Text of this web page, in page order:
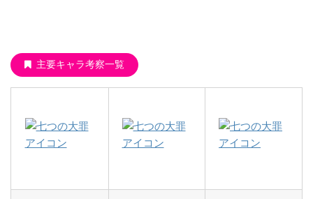
主要キャラ考察一覧